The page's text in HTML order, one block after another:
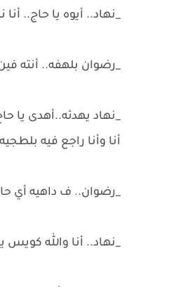
_نهاد.. أيوه يا حاج.. أنا
_رضوان بلهفه.. أنته
_نهاد يهدئه..أهدى يا
أنا وأنا راجع فيه
_رضوان.. ف داهيه أي
_نهاد.. أنا والله